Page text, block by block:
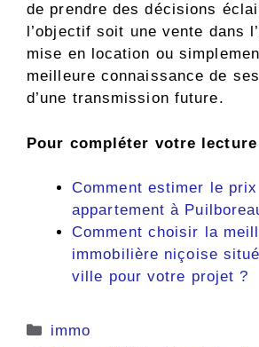
de prendre des décisions
l’objectif soit une vente dans
mise en location ou
meilleure connaissance de
d’une transmission future.
Pour compléter votre lecture
Comment estimer le
appartement à
Comment choisir la
immobilière niçoise
ville pour votre projet ?
Catégories
immo